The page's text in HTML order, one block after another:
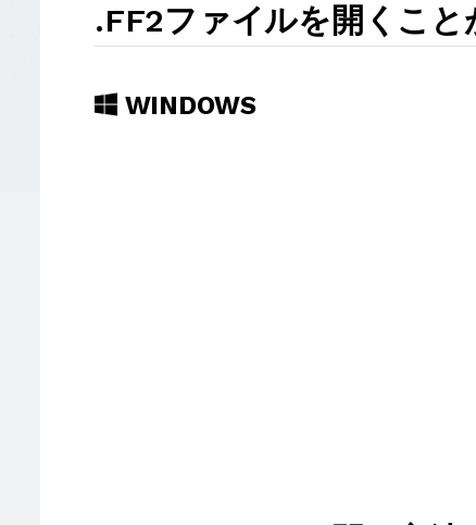
.FF2ファイルを開くこ
WINDOWS